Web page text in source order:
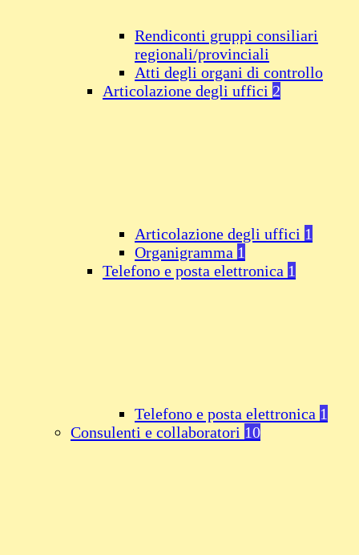
Rendiconti gruppi consiliari
regionali/provinciali
Atti degli organi di controllo
Articolazione degli uffici 2
Articolazione degli uffici 1
Organigramma 1
Telefono e posta elettronica 1
Telefono e posta elettronica 1
Consulenti e collaboratori 10